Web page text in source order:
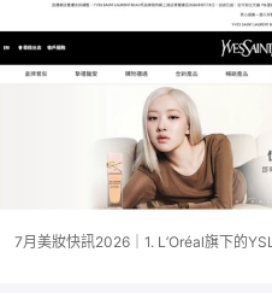
7月美妝快訊2026｜1. L’Oréal旗下的